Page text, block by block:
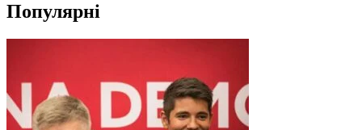
Популярні